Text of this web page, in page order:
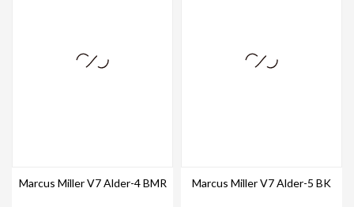
Marcus Miller V7 Alder-4 BMR Marcus Miller V7 Alder-5 BK